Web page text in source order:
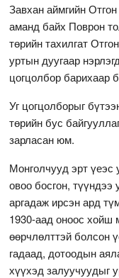
Завхан аймгийн
аманд байх Поврон
төрийн тахилгат
уртын дуугаар
цогцолбор барихаар
Уг цогцолборыг
төрийн бус
зарласан юм.
Монголчууд эрт үеэс
овоо босгон,
аргадаж ирсэн ард
1930-аад оноос хойш
өөрчлөлттэй болсон
гадаад, дотоодын
хүүхэд залуучуудыг